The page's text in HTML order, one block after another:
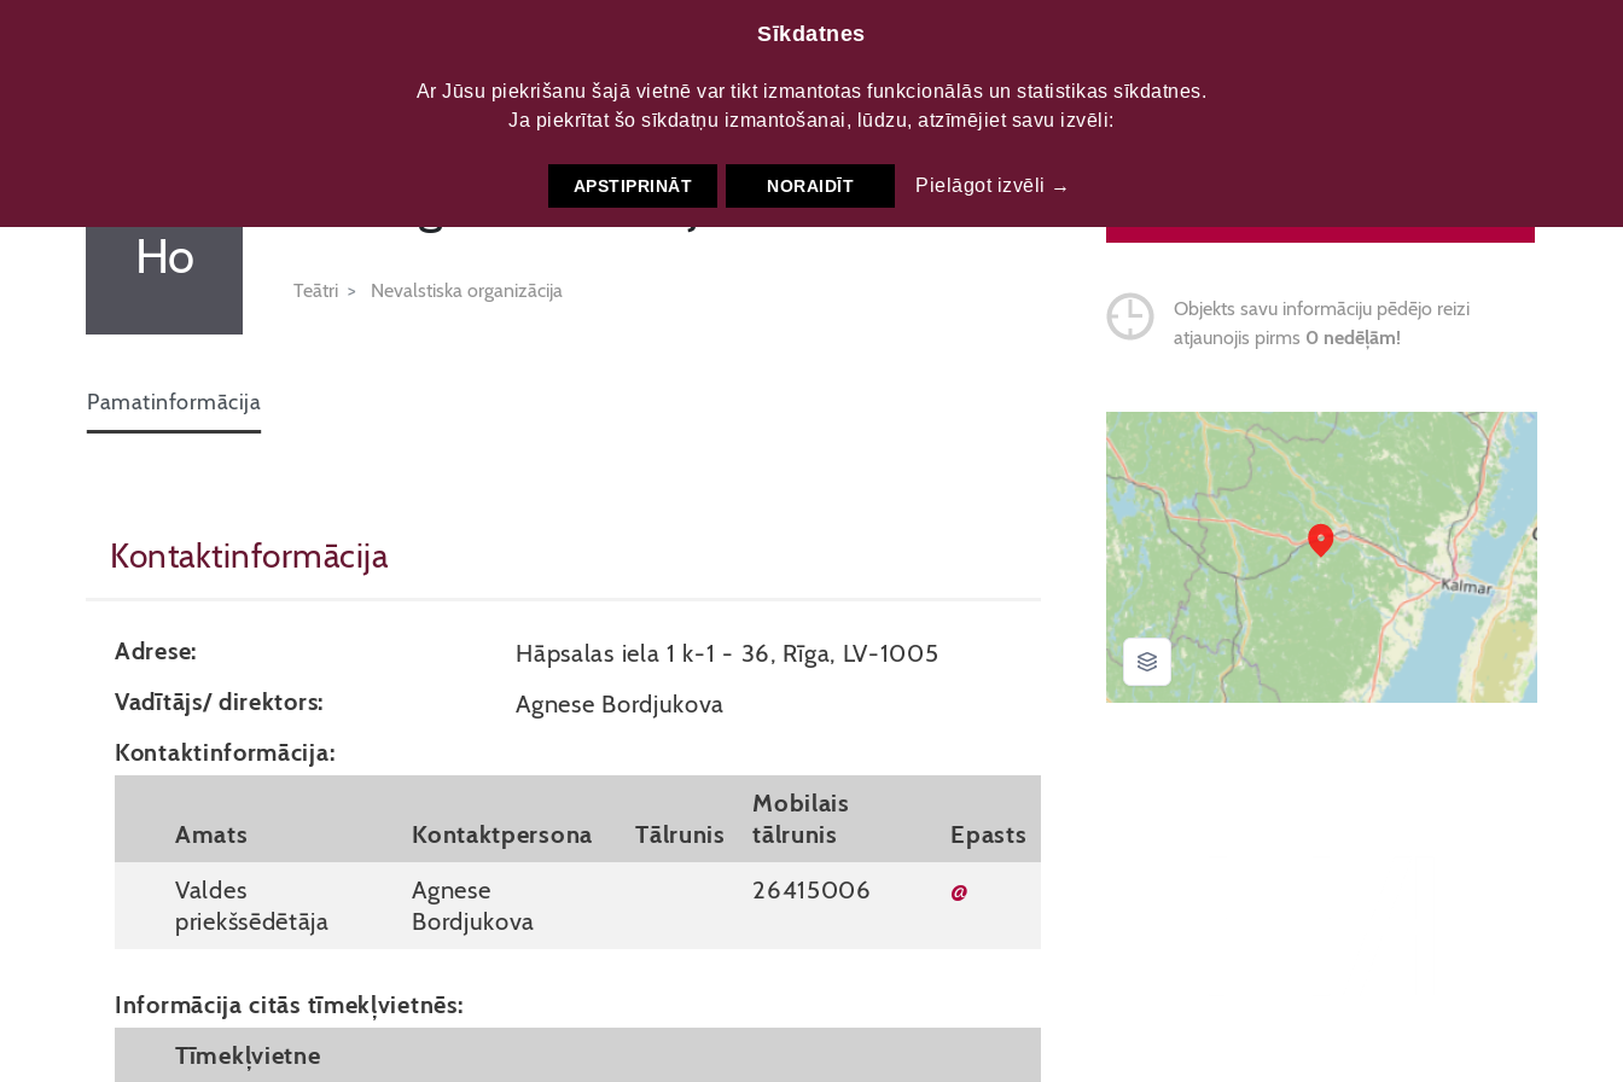
DATU PORTĀLS
Ho
Horeogrāfu asociācija
Teātri Nevalstiska organizācija
Pamatinformācija
Kontaktinformācija
Adrese: Hāpsalas iela 1 k-1 - 36, Rīga, LV-1005
Vadītājs/ direktors: Agnese Bordjukova
Kontaktinformācija:
Amats Kontaktpersona Tālrunis
Mobilais
tālrunis
Epasts
Valdes
priekšsēdētāja
Agnese
Bordjukova
26415006 @
Informācija citās tīmekļvietnēs:
Tīmekļvietne
Objekts savu informāciju pēdējo reizi
atjaunojis pirms 0 nedēļām!
Sīkdatnes
Ar Jūsu piekrišanu šajā vietnē var tikt izmantotas funkcionālās un statistikas sīkdatnes.
Ja piekrītat šo sīkdatņu izmantošanai, lūdzu, atzīmējiet savu izvēli:
APSTIPRINĀT NORAIDĪT Pielāgot izvēli →